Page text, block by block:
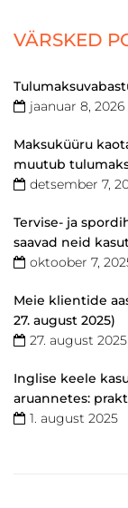
VÄRSKED
jaanuar 8, 2026
Maksuküüru
muutub
detsember 7,
Tervise- ja
saavad neid
oktoober 7,
Meie klientide
27. august 2025)
27. august 2025
Inglise keele
aruannetes:
1. august 2025